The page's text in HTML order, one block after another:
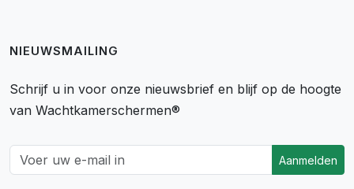
NIEUWSMAILING
Schrijf u in voor onze nieuwsbrief en blijf op de hoogte
van Wachtkamerschermen®
Aanmelden